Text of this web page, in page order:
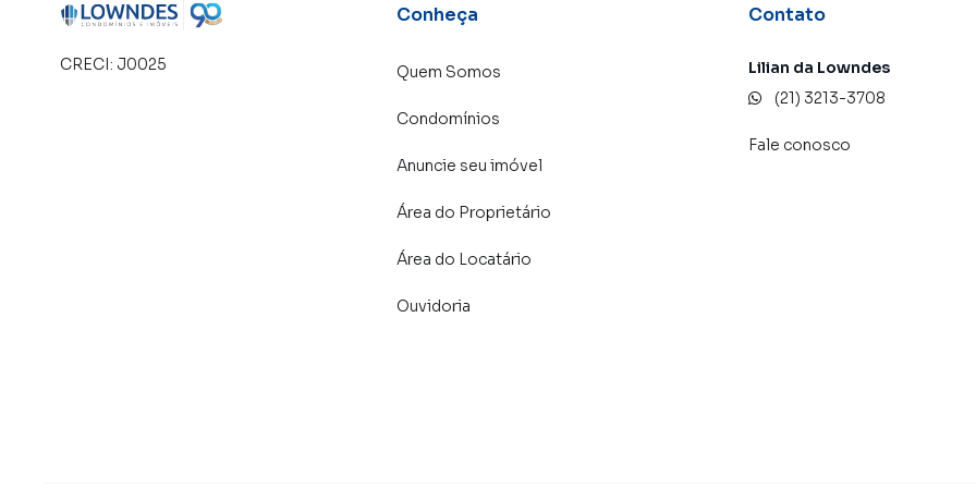
CRECI: J0025
Conheça
Quem Somos
Condomínios
Anuncie seu imóvel
Área do Proprietário
Área do Locatário
Ouvidoria
Contato
Lilian da Lowndes
(21) 3213-3708
Fale conosco